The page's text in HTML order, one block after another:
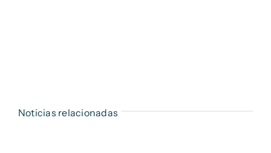
Noticias relacionadas